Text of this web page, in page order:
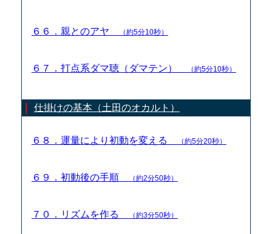
６６．親とのアヤ （約5分10秒）
６７．打点系ダマ聴（ダマテン） （約5分10秒）
仕掛けの基本（土田のオカルト）
６８．運量により初動を変える （約5分20秒）
６９．初動後の手順 （約2分50秒）
７０．リズムを作る （約3分50秒）